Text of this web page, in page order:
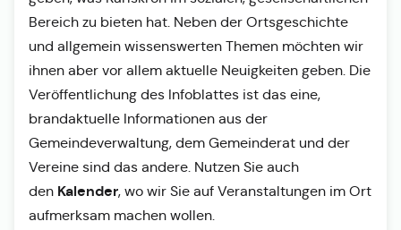
Bereich zu bieten hat. Neben der Ortsgeschichte
und allgemein wissenswerten Themen möchten wir
ihnen aber vor allem aktuelle Neuigkeiten geben. Die
Veröffentlichung des Infoblattes ist das eine,
brandaktuelle Informationen aus der
Gemeindeverwaltung, dem Gemeinderat und der
Vereine sind das andere. Nutzen Sie auch
den Kalender, wo wir Sie auf Veranstaltungen im Ort
aufmerksam machen wollen.